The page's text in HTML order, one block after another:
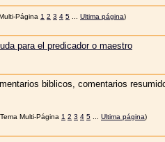
1 2 3 4 5 Ultima página)
para el predicador o maestro
1 2 3 4 5 Ultima página)